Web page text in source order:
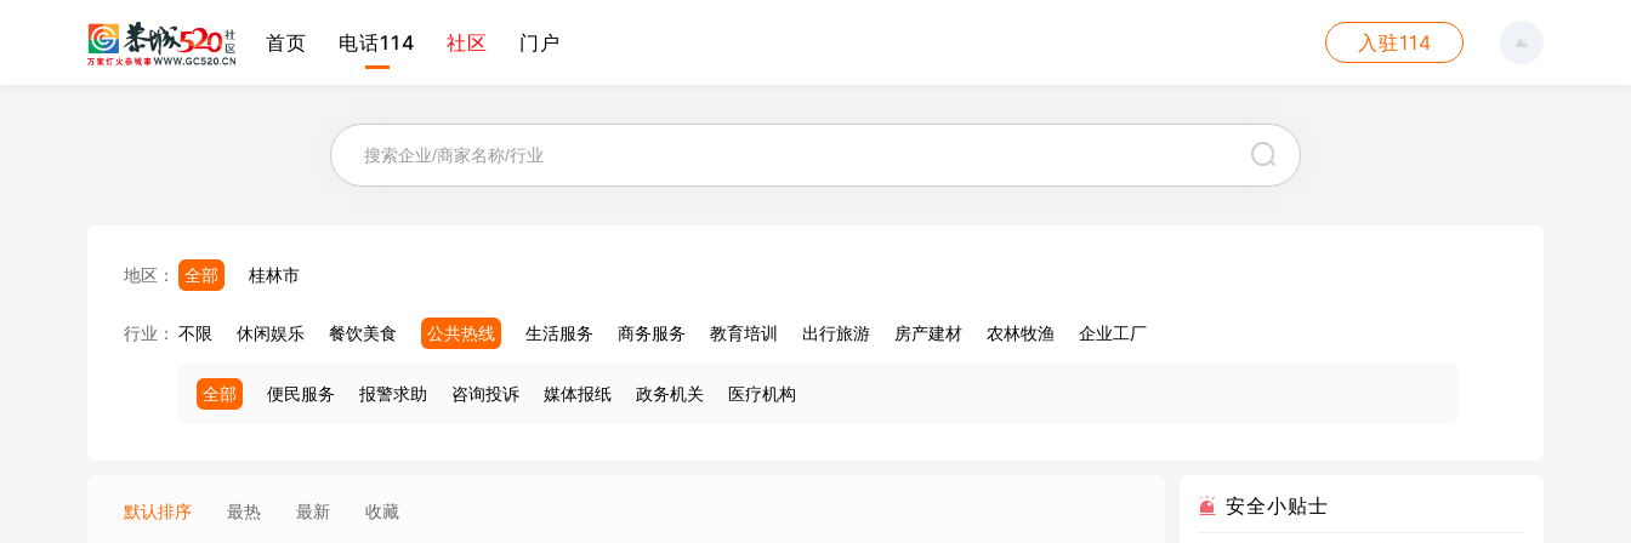
首页 电话114 社区 门户 入驻114
地区： 全部 桂林市
行业： 不限 休闲娱乐 餐饮美食 公共热线 生活服务 商务服务 教育培训 出行旅游 房产建材 农林牧渔 企业工厂
全部 便民服务 报警求助 咨询投诉 媒体报纸 政务机关 医疗机构
默认排序 最热 最新 收藏 安全小贴士